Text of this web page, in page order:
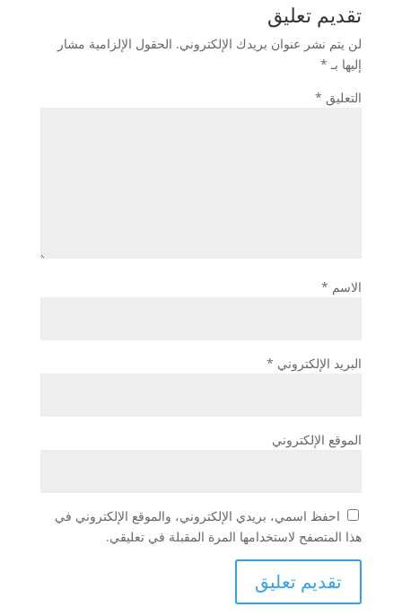
تقديم تعليق
لن يتم نشر عنوان بريدك الإلكتروني. الحقول الإلزامية مشار
إليها بـ *
التعليق *
الاسم *
البريد الإلكتروني *
الموقع الإلكتروني
احفظ اسمي، بريدي الإلكتروني، والموقع الإلكتروني في
هذا المتصفح لاستخدامها المرة المقبلة في تعليقي.